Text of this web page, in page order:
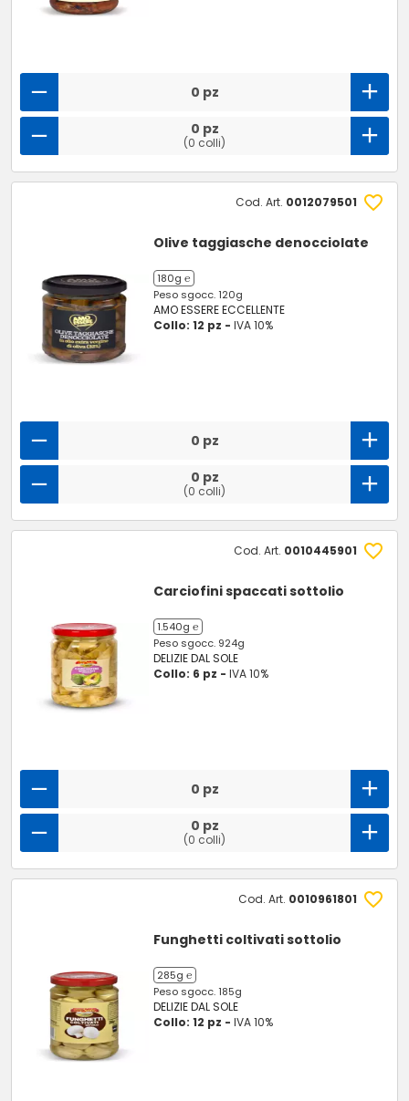
0 pz
0 pz
(0 colli)
Cod. Art. 0012079501
Olive taggiasche denocciolate
180g ℮
Peso sgocc. 120g
AMO ESSERE ECCELLENTE
Collo: 12 pz -IVA 10%
0 pz
0 pz
(0 colli)
Cod. Art. 0010445901
Carciofini spaccati sottolio
1.540g ℮
Peso sgocc. 924g
DELIZIE DAL SOLE
Collo: 6 pz -IVA 10%
0 pz
0 pz
(0 colli)
Cod. Art. 0010961801
Funghetti coltivati sottolio
285g ℮
Peso sgocc. 185g
DELIZIE DAL SOLE
Collo: 12 pz -IVA 10%